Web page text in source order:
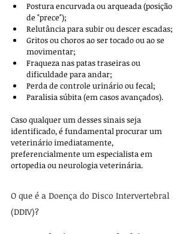
Postura encurvada ou arqueada (posição
de "prece");
Relutância para subir ou descer escadas;
Gritos ou choros ao ser tocado ou ao se
movimentar;
Fraqueza nas patas traseiras ou
dificuldade para andar;
Perda de controle urinário ou fecal;
Paralisia súbita (em casos avançados).
Caso qualquer um desses sinais seja
identificado, é fundamental procurar um
veterinário imediatamente,
preferencialmente um especialista em
ortopedia ou neurologia veterinária.
O que é a Doença do Disco Intervertebral
(DDIV)?